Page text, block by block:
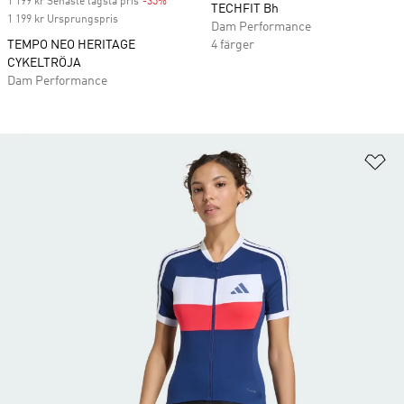
1 199 kr Ursprungspris
TEMPO NEO HERITAGE
CYKELTRÖJA
Dam Performance
TECHFIT Bh
Dam Performance
4 färger